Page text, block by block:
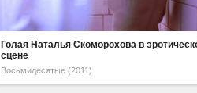
Голая Наталья Скоморохова в
сцене
Восьмидесятые (2011)